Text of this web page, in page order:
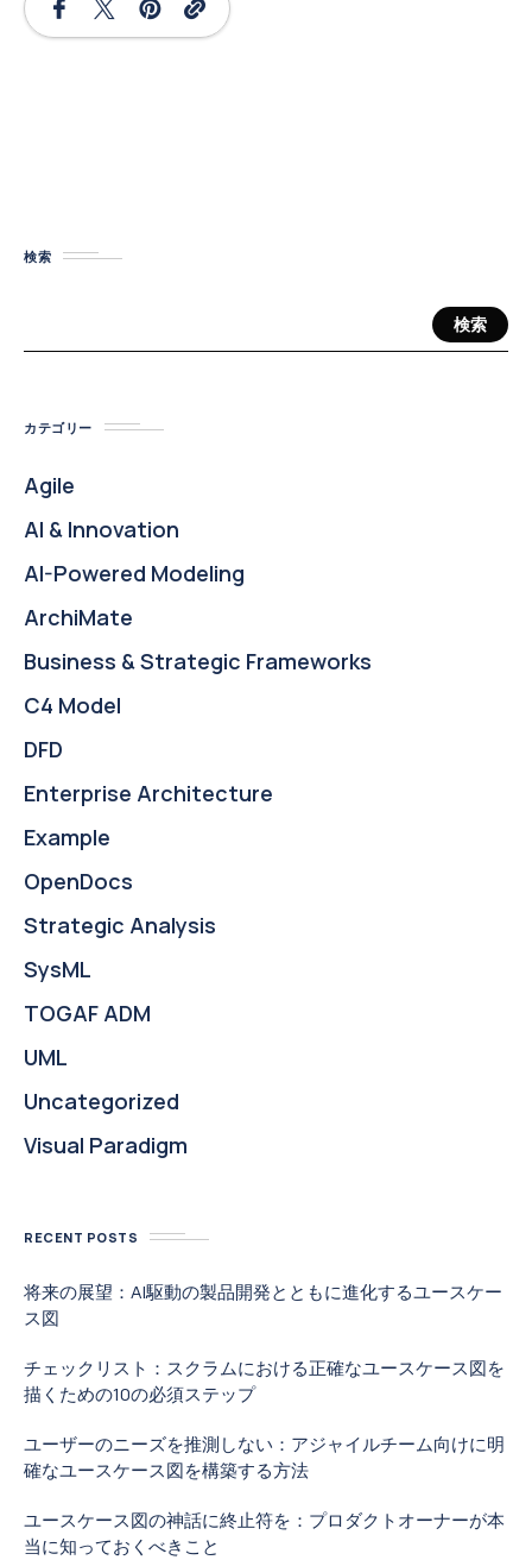
検索
検索
カテゴリー
Agile
AI & Innovation
AI-Powered Modeling
ArchiMate
Business & Strategic Frameworks
C4 Model
DFD
Enterprise Architecture
Example
OpenDocs
Strategic Analysis
SysML
TOGAF ADM
UML
Uncategorized
Visual Paradigm
RECENT POSTS
将来の展望：AI駆動の製品開発とともに進化するユースケー
ス図
チェックリスト：スクラムにおける正確なユースケース図を
描くための10の必須ステップ
ユーザーのニーズを推測しない：アジャイルチーム向けに明
確なユースケース図を構築する方法
ユースケース図の神話に終止符を：プロダクトオーナーが本
当に知っておくべきこと